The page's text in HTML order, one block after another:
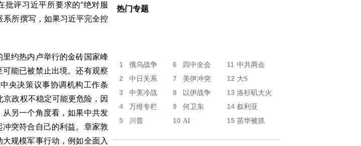
批评习近平所要求的“绝对服
系所撰写，如果习近平完全控
约热内卢举行的金砖国家峰
能已被禁止出境。还有观察
央决策议事协调机构工作条
政权不稳定可能更危险，因
另一个角度看，如果中共发
突符合自己的利益。章家敦
规模军事行动，例如全面入
热门专题
1 俄乌战争 6 四中全会 11 中共两会
2 中日关系 7 美伊冲突 12 大S
3 中美冷战 8 以伊战争 13 洛杉矶大火
4 万维专栏 9 何卫东 14 叙利亚
5 川普 10 AI 15 苗华被抓